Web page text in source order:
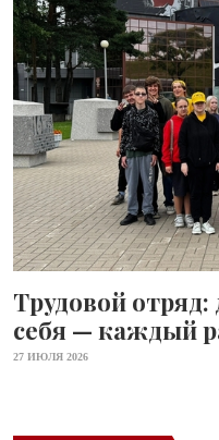
Трудовой
себя — каждый
27 ИЮЛЯ 2026